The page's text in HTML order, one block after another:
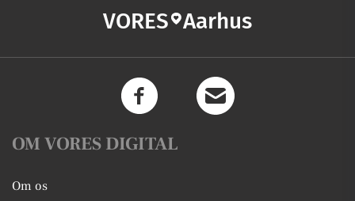
VORES Aarhus
OM VORES DIGITAL
Om os